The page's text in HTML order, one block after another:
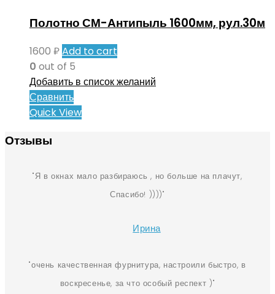
Полотно СМ-Антипыль 1600мм, рул.30м
1600 ₽Add to cart
0 out of 5
Добавить в список желаний
Сравнить
Quick View
Отзывы
Я в окнах мало разбираюсь , но больше на плачут,
Спасибо! ))))
Ирина
очень качественная фурнитура, настроили быстро, в
воскресенье, за что особый респект )